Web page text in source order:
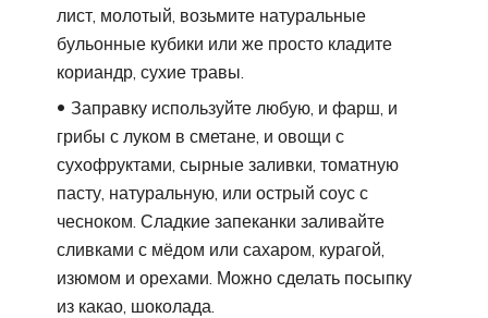
лист, молотый, возьмите натуральные
бульонные кубики или же просто кладите
кориандр, сухие травы.
Заправку используйте любую, и фарш, и
грибы с луком в сметане, и овощи с
сухофруктами, сырные заливки, томатную
пасту, натуральную, или острый соус с
чесноком. Сладкие запеканки заливайте
сливками с мёдом или сахаром, курагой,
изюмом и орехами. Можно сделать посыпку
из какао, шоколада.